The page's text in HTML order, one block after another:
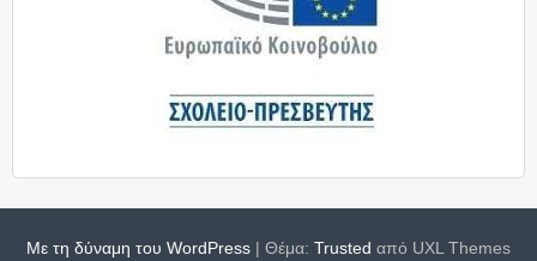
Με τη δύναμη του WordPress | Θέμα: Trusted από UXL Themes